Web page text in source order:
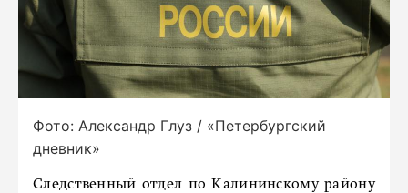
Фото: Александр Глуз / «Петербургский
дневник»
Следственный отдел по Калининскому району